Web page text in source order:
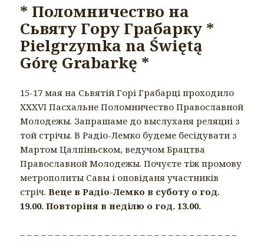
* Поломничество на
Сьвяту Гору Грабарку *
Pielgrzymka na Świętą
Górę Grabarkę *
15-17 мая на Сьвятій Горі Грабарці проходило
ХXXVI Пасхальне Поломничество Православной
Молодежы. Запрашаме до выслуханя реляциі з
той стрічы. В Радіо-Лемко будеме бесідувати з
Мартом Цалпіньском, ведучом Брацтва
Православной Молодежы. Почуєте тіж промову
метрополиты Савы і оповіданя участників
стріч.Веце в Радіо-Лемко в суботу о год.
19.00. Повторіня в неділю о год. 13.00.
– – – – – – – – – – – – – – – – – – – – – – – – – – – – – – –